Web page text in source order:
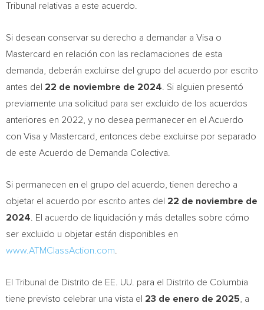
Tribunal relativas a este acuerdo.
Si desean conservar su derecho a demandar a Visa o
Mastercard en relación con las reclamaciones de esta
demanda, deberán excluirse del grupo del acuerdo por escrito
antes del 22 de noviembre de 2024 . Si alguien presentó
previamente una solicitud para ser excluido de los acuerdos
anteriores en 2022, y no desea permanecer en el Acuerdo
con Visa y Mastercard, entonces debe excluirse por separado
de este Acuerdo de Demanda Colectiva.
Si permanecen en el grupo del acuerdo, tienen derecho a
objetar el acuerdo por escrito antes del 22 de noviembre de
2024 . El acuerdo de liquidación y más detalles sobre cómo
ser excluido u objetar están disponibles en
www.ATMClassAction.com
El Tribunal de Distrito de EE. UU. para el Distrito de Columbia
tiene previsto celebrar una vista el 23 de enero de 2025 , a